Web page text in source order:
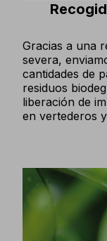
Gracias a una
severa,
cantidades de
residuos
liberación de
en vertederos